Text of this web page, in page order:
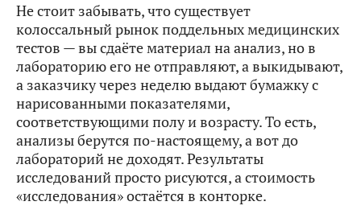
Не стоит забывать, что существует
колоссальный рынок поддельных медицинских
тестов — вы сдаёте материал на анализ, но в
лабораторию его не отправляют, а выкидывают,
а заказчику через неделю выдают бумажку с
нарисованными показателями,
соответствующими полу и возрасту. То есть,
анализы берутся по-настоящему, а вот до
лабораторий не доходят. Результаты
исследований просто рисуются, а стоимость
«исследования» остаётся в конторке.